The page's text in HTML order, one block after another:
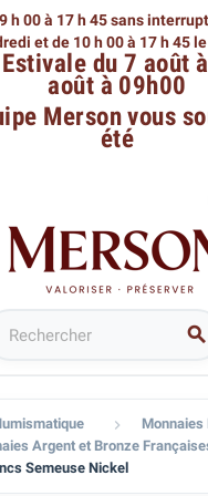
h 00 à 17 h 45 sans
et de 10 h 00 à 17 h 45
du 7 août
août à 09h00
Mersonvous
été

 Monnaies
Argent et Bronze
Semeuse Nickel